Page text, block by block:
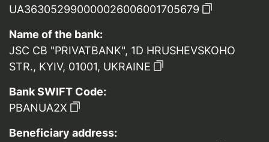
UA363052990000026006001705679
Name of the bank:
JSC CB "PRIVATBANK", 1D HRUSHEVSKOHO
STR., KYIV, 01001, UKRAINE
Bank SWIFT Code:
PBANUA2X
Beneficiary address: